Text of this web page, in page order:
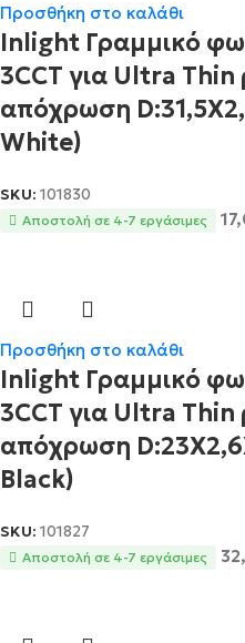
Προσθήκη στο καλάθι
Inlight Γραμμικό
3CCT για Ultra
απόχρωση
White)
SKU: 101830
Αποστολή σε 4-7 εργάσιμες
Προσθήκη στο καλάθι
Inlight Γραμμικό
3CCT για Ultra
απόχρωση
Black)
SKU: 101827
Αποστολή σε 4-7 εργάσιμες